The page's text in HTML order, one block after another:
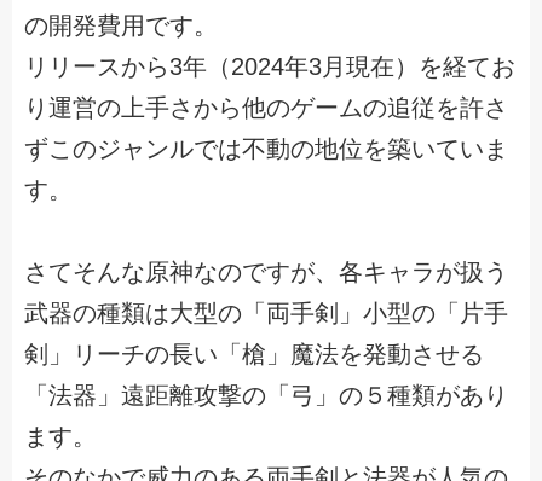
の開発費用です。
リリースから3年（2024年3月現在）を経てお
り運営の上手さから他のゲームの追従を許さ
ずこのジャンルでは不動の地位を築いていま
す。
さてそんな原神なのですが、各キャラが扱う
武器の種類は大型の「両手剣」小型の「片手
剣」リーチの長い「槍」魔法を発動させる
「法器」遠距離攻撃の「弓」の５種類があり
ます。